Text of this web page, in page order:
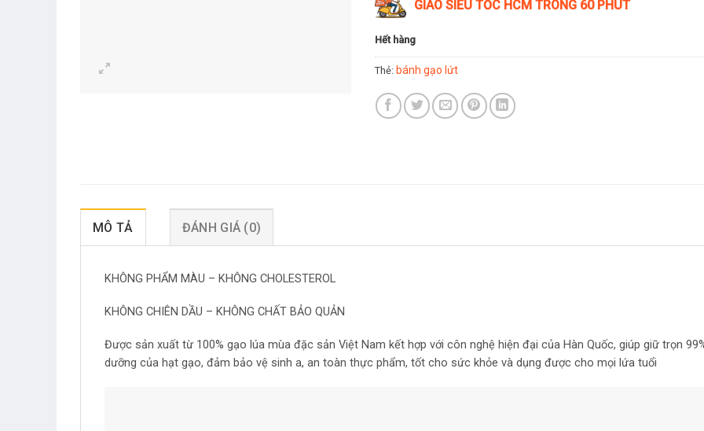
GIAO SIÊU TỐC HCM TRONG 60 PHÚT
Hết hàng
Thẻ: bánh gạo lứt
MÔ TẢ ĐÁNH GIÁ (0)
KHÔNG PHẨM MÀU – KHÔNG CHOLESTEROL
KHÔNG CHIÊN DẦU – KHÔNG CHẤT BẢO QUẢN
Được sản xuất từ 100% gạo lúa mùa đặc sản Việt Nam kết hợp với côn nghệ hiện đại của Hàn Quốc, giúp giữ trọn
dưỡng của hạt gạo, đảm bảo vệ sinh a, an toàn thực phẩm, tốt cho sức khỏe và dụng được cho mọi lứa tuổi